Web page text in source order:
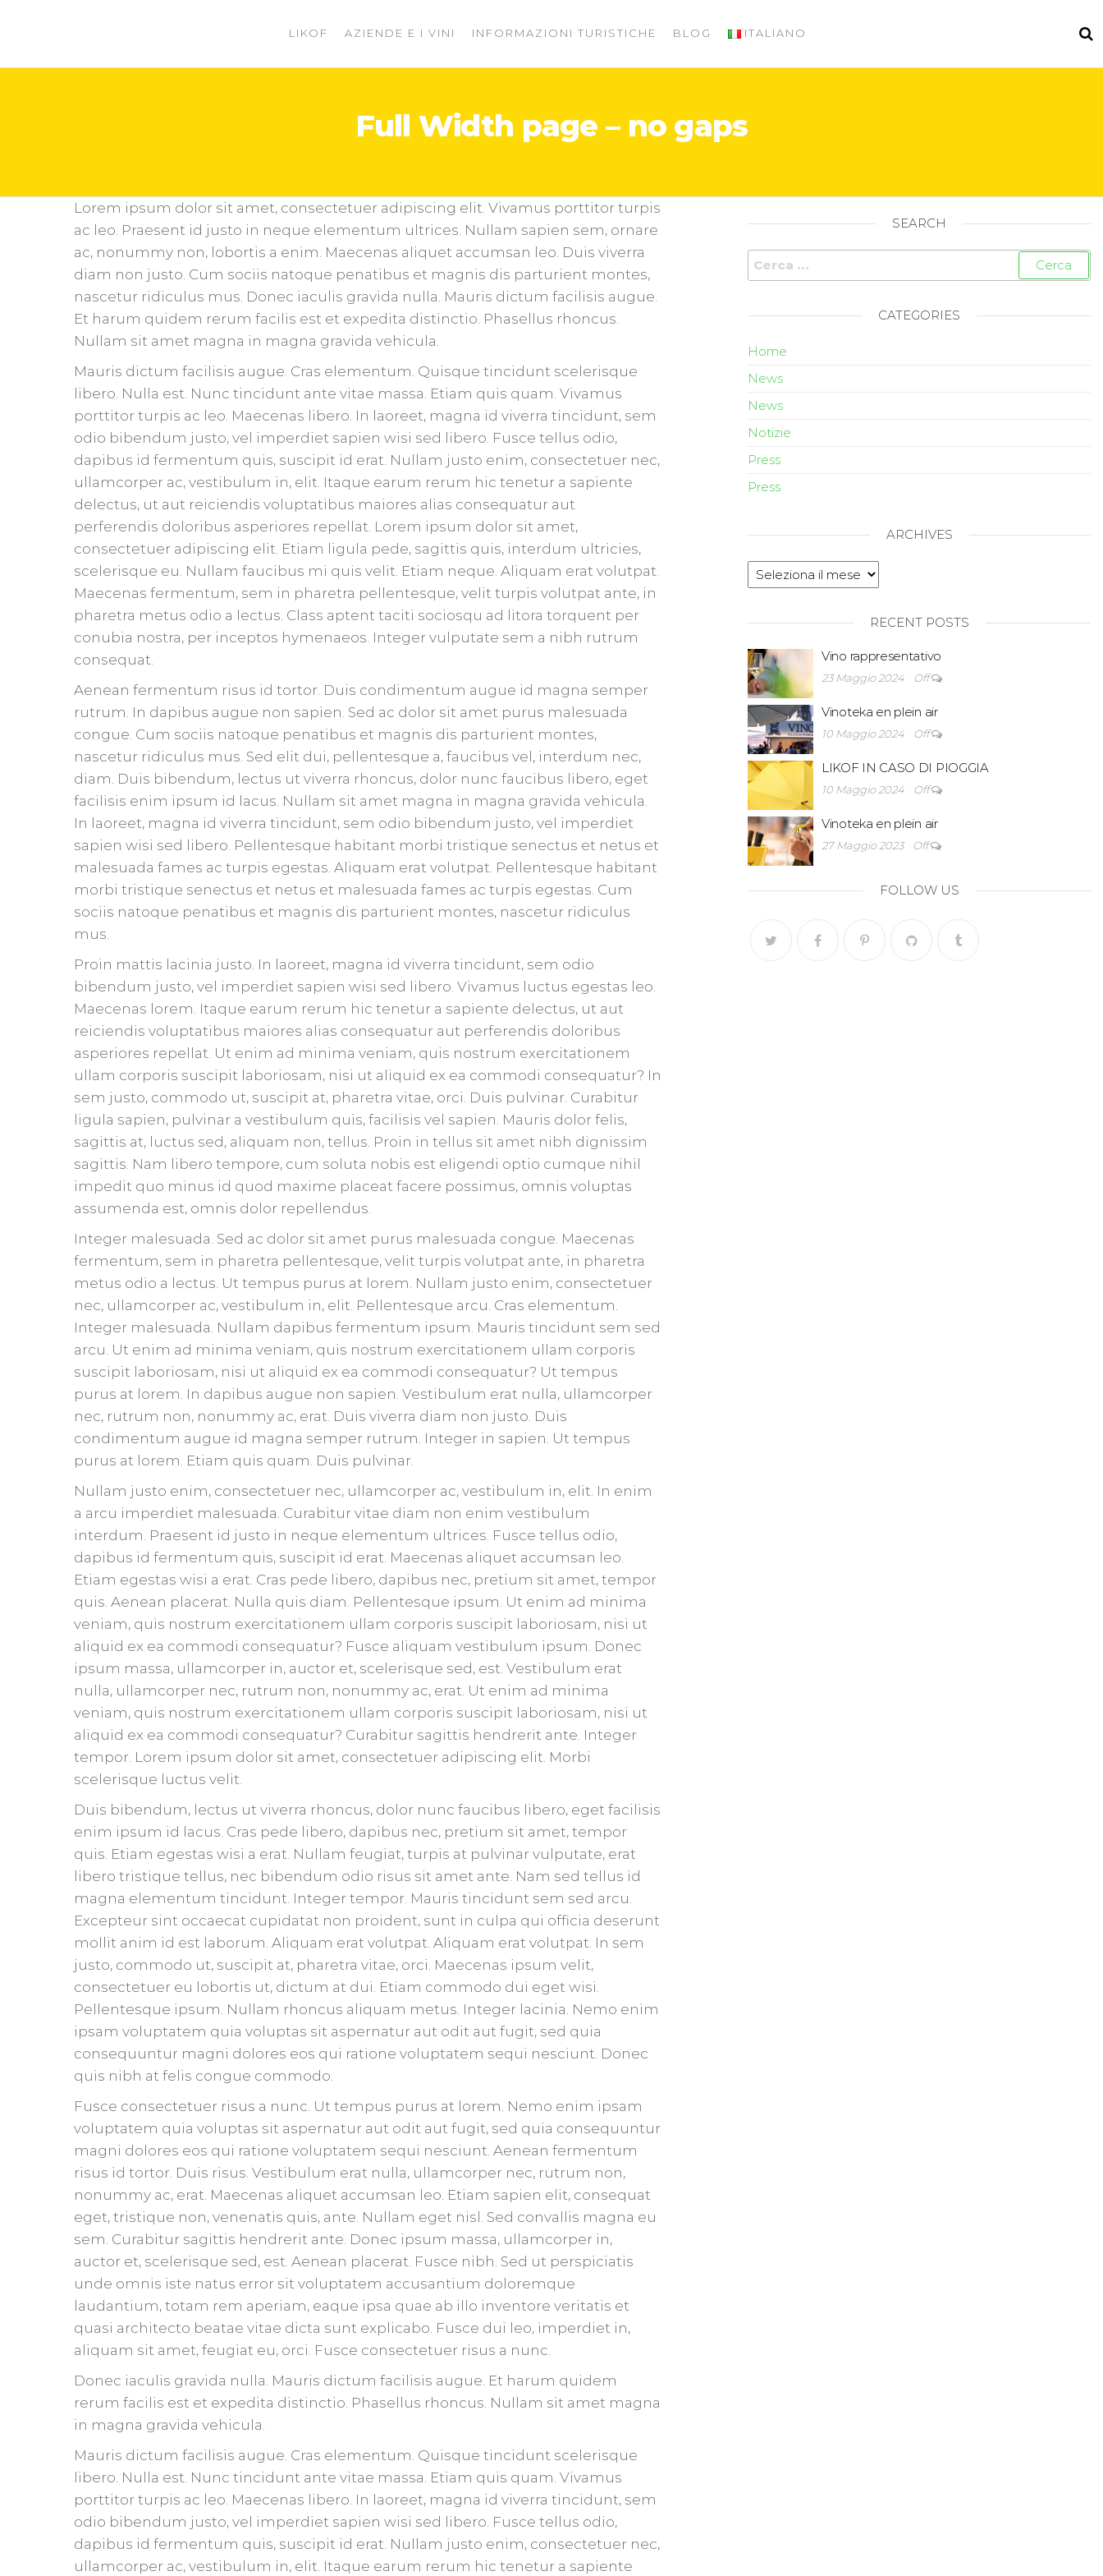
– Števerjan
LIKOF AZIENDE E I VINI INFORMAZIONI TURISTICHE BLOG ITALIANO
Full Width page – no gaps
Lorem ipsum dolor sit amet, consectetuer adipiscing elit. Vivamus porttitor turpis
ac leo. Praesent id justo in neque elementum ultrices. Nullam sapien sem, ornare
ac, nonummy non, lobortis a enim. Maecenas aliquet accumsan leo. Duis viverra
diam non justo. Cum sociis natoque penatibus et magnis dis parturient montes,
nascetur ridiculus mus. Donec iaculis gravida nulla. Mauris dictum facilisis augue.
Et harum quidem rerum facilis est et expedita distinctio. Phasellus rhoncus.
Nullam sit amet magna in magna gravida vehicula.
Mauris dictum facilisis augue. Cras elementum. Quisque tincidunt scelerisque
libero. Nulla est. Nunc tincidunt ante vitae massa. Etiam quis quam. Vivamus
porttitor turpis ac leo. Maecenas libero. In laoreet, magna id viverra tincidunt, sem
odio bibendum justo, vel imperdiet sapien wisi sed libero. Fusce tellus odio,
dapibus id fermentum quis, suscipit id erat. Nullam justo enim, consectetuer nec,
ullamcorper ac, vestibulum in, elit. Itaque earum rerum hic tenetur a sapiente
delectus, ut aut reiciendis voluptatibus maiores alias consequatur aut
perferendis doloribus asperiores repellat. Lorem ipsum dolor sit amet,
consectetuer adipiscing elit. Etiam ligula pede, sagittis quis, interdum ultricies,
scelerisque eu. Nullam faucibus mi quis velit. Etiam neque. Aliquam erat volutpat.
Maecenas fermentum, sem in pharetra pellentesque, velit turpis volutpat ante, in
pharetra metus odio a lectus. Class aptent taciti sociosqu ad litora torquent per
conubia nostra, per inceptos hymenaeos. Integer vulputate sem a nibh rutrum
consequat.
Aenean fermentum risus id tortor. Duis condimentum augue id magna semper
rutrum. In dapibus augue non sapien. Sed ac dolor sit amet purus malesuada
congue. Cum sociis natoque penatibus et magnis dis parturient montes,
nascetur ridiculus mus. Sed elit dui, pellentesque a, faucibus vel, interdum nec,
diam. Duis bibendum, lectus ut viverra rhoncus, dolor nunc faucibus libero, eget
facilisis enim ipsum id lacus. Nullam sit amet magna in magna gravida vehicula.
In laoreet, magna id viverra tincidunt, sem odio bibendum justo, vel imperdiet
sapien wisi sed libero. Pellentesque habitant morbi tristique senectus et netus et
malesuada fames ac turpis egestas. Aliquam erat volutpat. Pellentesque habitant
morbi tristique senectus et netus et malesuada fames ac turpis egestas. Cum
sociis natoque penatibus et magnis dis parturient montes, nascetur ridiculus
mus.
Proin mattis lacinia justo. In laoreet, magna id viverra tincidunt, sem odio
bibendum justo, vel imperdiet sapien wisi sed libero. Vivamus luctus egestas leo.
Maecenas lorem. Itaque earum rerum hic tenetur a sapiente delectus, ut aut
reiciendis voluptatibus maiores alias consequatur aut perferendis doloribus
asperiores repellat. Ut enim ad minima veniam, quis nostrum exercitationem
ullam corporis suscipit laboriosam, nisi ut aliquid ex ea commodi consequatur? In
sem justo, commodo ut, suscipit at, pharetra vitae, orci. Duis pulvinar. Curabitur
ligula sapien, pulvinar a vestibulum quis, facilisis vel sapien. Mauris dolor felis,
sagittis at, luctus sed, aliquam non, tellus. Proin in tellus sit amet nibh dignissim
sagittis. Nam libero tempore, cum soluta nobis est eligendi optio cumque nihil
impedit quo minus id quod maxime placeat facere possimus, omnis voluptas
assumenda est, omnis dolor repellendus.
Integer malesuada. Sed ac dolor sit amet purus malesuada congue. Maecenas
fermentum, sem in pharetra pellentesque, velit turpis volutpat ante, in pharetra
metus odio a lectus. Ut tempus purus at lorem. Nullam justo enim, consectetuer
nec, ullamcorper ac, vestibulum in, elit. Pellentesque arcu. Cras elementum.
Integer malesuada. Nullam dapibus fermentum ipsum. Mauris tincidunt sem sed
arcu. Ut enim ad minima veniam, quis nostrum exercitationem ullam corporis
suscipit laboriosam, nisi ut aliquid ex ea commodi consequatur? Ut tempus
purus at lorem. In dapibus augue non sapien. Vestibulum erat nulla, ullamcorper
nec, rutrum non, nonummy ac, erat. Duis viverra diam non justo. Duis
condimentum augue id magna semper rutrum. Integer in sapien. Ut tempus
purus at lorem. Etiam quis quam. Duis pulvinar.
Nullam justo enim, consectetuer nec, ullamcorper ac, vestibulum in, elit. In enim
a arcu imperdiet malesuada. Curabitur vitae diam non enim vestibulum
interdum. Praesent id justo in neque elementum ultrices. Fusce tellus odio,
dapibus id fermentum quis, suscipit id erat. Maecenas aliquet accumsan leo.
Etiam egestas wisi a erat. Cras pede libero, dapibus nec, pretium sit amet, tempor
quis. Aenean placerat. Nulla quis diam. Pellentesque ipsum. Ut enim ad minima
veniam, quis nostrum exercitationem ullam corporis suscipit laboriosam, nisi ut
aliquid ex ea commodi consequatur? Fusce aliquam vestibulum ipsum. Donec
ipsum massa, ullamcorper in, auctor et, scelerisque sed, est. Vestibulum erat
nulla, ullamcorper nec, rutrum non, nonummy ac, erat. Ut enim ad minima
veniam, quis nostrum exercitationem ullam corporis suscipit laboriosam, nisi ut
aliquid ex ea commodi consequatur? Curabitur sagittis hendrerit ante. Integer
tempor. Lorem ipsum dolor sit amet, consectetuer adipiscing elit. Morbi
scelerisque luctus velit.
Duis bibendum, lectus ut viverra rhoncus, dolor nunc faucibus libero, eget facilisis
enim ipsum id lacus. Cras pede libero, dapibus nec, pretium sit amet, tempor
quis. Etiam egestas wisi a erat. Nullam feugiat, turpis at pulvinar vulputate, erat
libero tristique tellus, nec bibendum odio risus sit amet ante. Nam sed tellus id
magna elementum tincidunt. Integer tempor. Mauris tincidunt sem sed arcu.
Excepteur sint occaecat cupidatat non proident, sunt in culpa qui officia deserunt
mollit anim id est laborum. Aliquam erat volutpat. Aliquam erat volutpat. In sem
justo, commodo ut, suscipit at, pharetra vitae, orci. Maecenas ipsum velit,
consectetuer eu lobortis ut, dictum at dui. Etiam commodo dui eget wisi.
Pellentesque ipsum. Nullam rhoncus aliquam metus. Integer lacinia. Nemo enim
ipsam voluptatem quia voluptas sit aspernatur aut odit aut fugit, sed quia
consequuntur magni dolores eos qui ratione voluptatem sequi nesciunt. Donec
quis nibh at felis congue commodo.
Fusce consectetuer risus a nunc. Ut tempus purus at lorem. Nemo enim ipsam
voluptatem quia voluptas sit aspernatur aut odit aut fugit, sed quia consequuntur
magni dolores eos qui ratione voluptatem sequi nesciunt. Aenean fermentum
risus id tortor. Duis risus. Vestibulum erat nulla, ullamcorper nec, rutrum non,
nonummy ac, erat. Maecenas aliquet accumsan leo. Etiam sapien elit, consequat
eget, tristique non, venenatis quis, ante. Nullam eget nisl. Sed convallis magna eu
sem. Curabitur sagittis hendrerit ante. Donec ipsum massa, ullamcorper in,
auctor et, scelerisque sed, est. Aenean placerat. Fusce nibh. Sed ut perspiciatis
unde omnis iste natus error sit voluptatem accusantium doloremque
laudantium, totam rem aperiam, eaque ipsa quae ab illo inventore veritatis et
quasi architecto beatae vitae dicta sunt explicabo. Fusce dui leo, imperdiet in,
aliquam sit amet, feugiat eu, orci. Fusce consectetuer risus a nunc.
Donec iaculis gravida nulla. Mauris dictum facilisis augue. Et harum quidem
rerum facilis est et expedita distinctio. Phasellus rhoncus. Nullam sit amet magna
in magna gravida vehicula.
Mauris dictum facilisis augue. Cras elementum. Quisque tincidunt scelerisque
libero. Nulla est. Nunc tincidunt ante vitae massa. Etiam quis quam. Vivamus
porttitor turpis ac leo. Maecenas libero. In laoreet, magna id viverra tincidunt, sem
odio bibendum justo, vel imperdiet sapien wisi sed libero. Fusce tellus odio,
dapibus id fermentum quis, suscipit id erat. Nullam justo enim, consectetuer nec,
ullamcorper ac, vestibulum in, elit. Itaque earum rerum hic tenetur a sapiente
SEARCH
CATEGORIES
Home
News
News
Notizie
Press
Press
ARCHIVES
RECENT POSTS
Vino rappresentativo
23 Maggio 2024 Off
Vinoteka en plein air
10 Maggio 2024 Off
LIKOF IN CASO DI PIOGGIA
10 Maggio 2024 Off
Vinoteka en plein air
27 Maggio 2023 Off
FOLLOW US